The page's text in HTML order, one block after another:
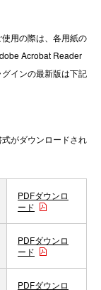
用の際は、各用紙の
Acrobat Reader
インの最新版は下記
がダウンロードされ
PDFダウンロ
ード
PDFダウンロ
ード
PDFダウンロ